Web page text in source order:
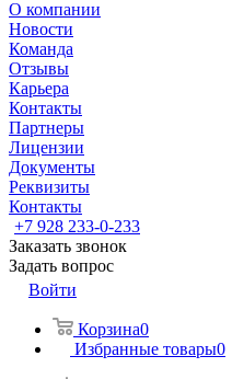
О компании
Новости
Команда
Отзывы
Карьера
Контакты
Партнеры
Лицензии
Документы
Реквизиты
Контакты
+7 928 233-0-233
Заказать звонок
Задать вопрос
Войти
Корзина0
Избранные товары0